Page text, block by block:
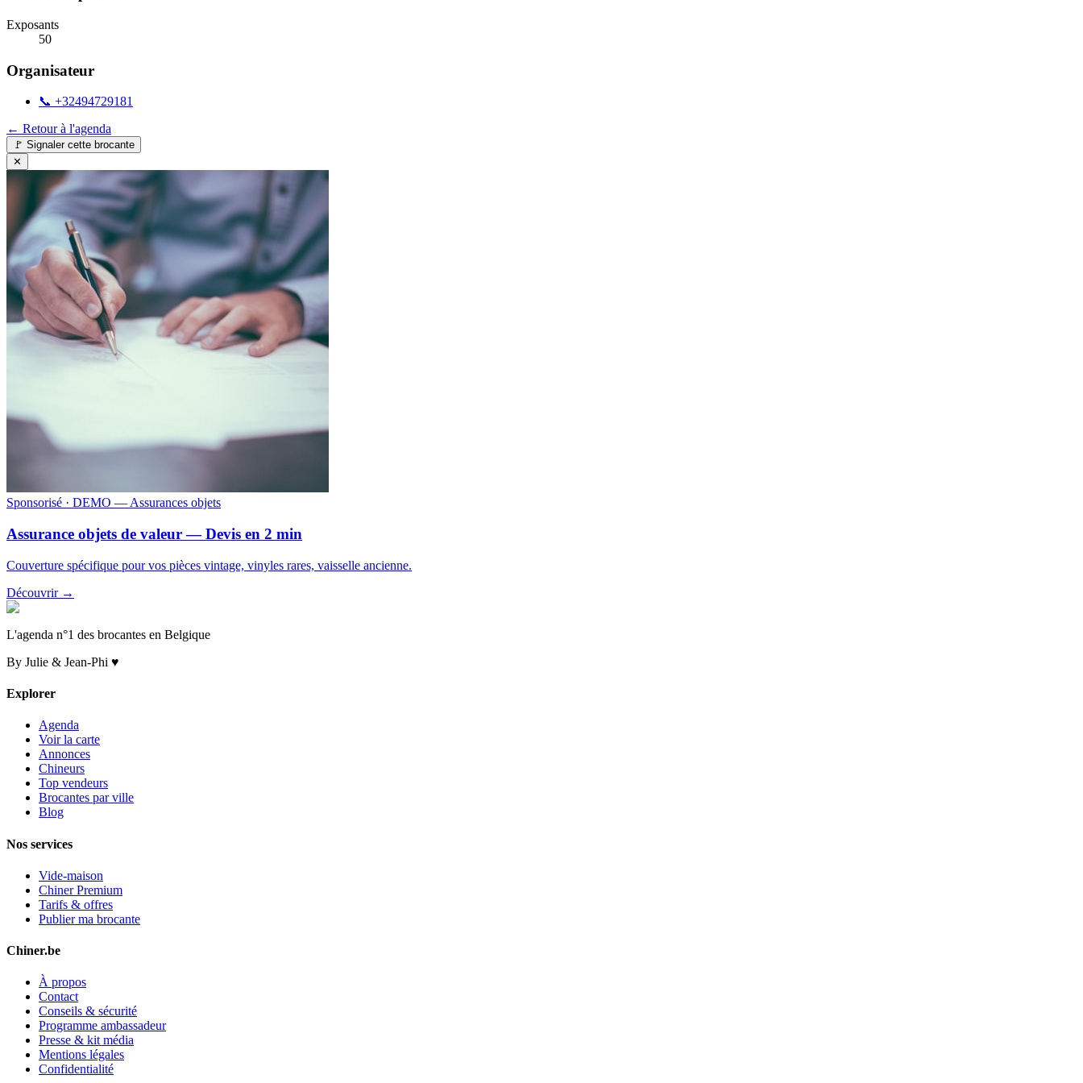
Exposants
50
Organisateur
📞 +32494729181
← Retour à l'agenda
🚩 Signaler cette brocante
✕
Sponsorisé · DEMO — Assurances objets
Assurance objets de valeur — Devis en 2 min
Couverture spécifique pour vos pièces vintage, vinyles rares, vaisselle ancienne.
Découvrir →
L'agenda n°1 des brocantes en Belgique
By Julie & Jean-Phi ♥
Explorer
Agenda
Voir la carte
Annonces
Chineurs
Top vendeurs
Brocantes par ville
Blog
Nos services
Vide-maison
Chiner Premium
Tarifs & offres
Publier ma brocante
Chiner.be
À propos
Contact
Conseils & sécurité
Programme ambassadeur
Presse & kit média
Mentions légales
Confidentialité